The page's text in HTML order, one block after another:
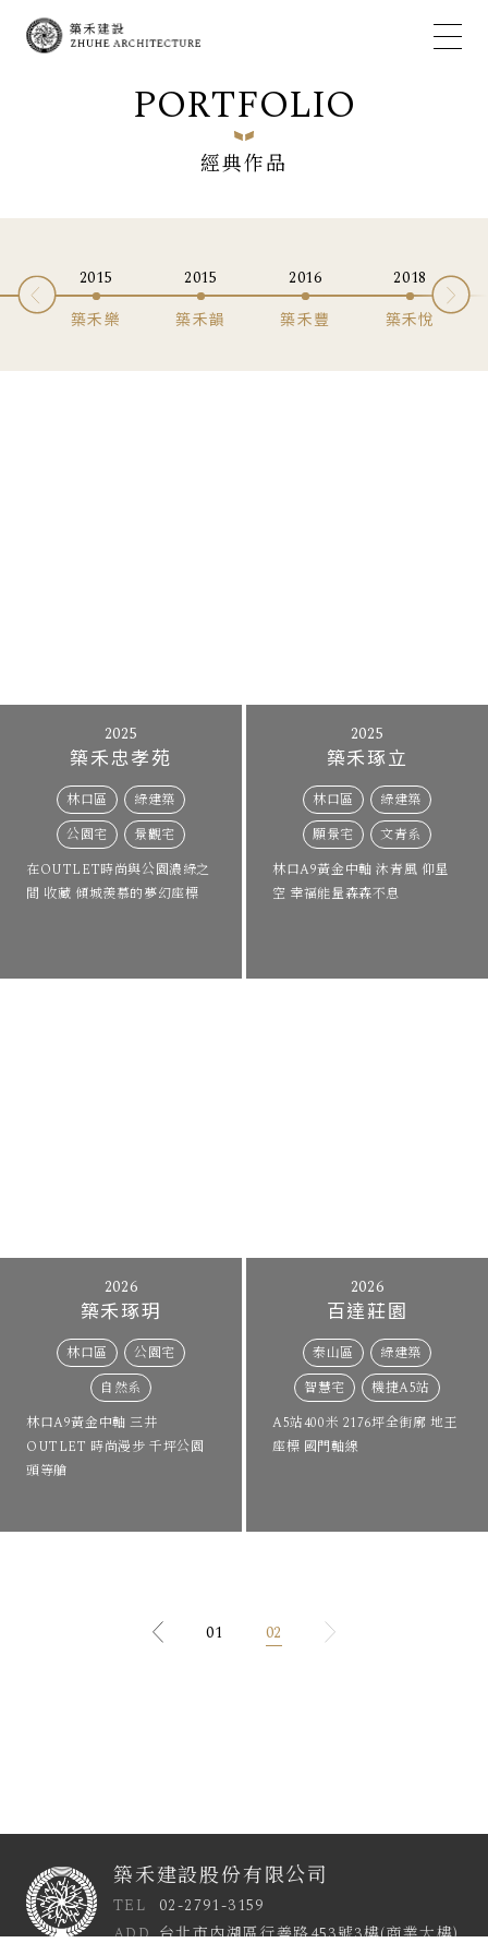
PORTFOLIO
經典作品
2015
築禾樂
2015
築禾韻
2016
築禾豐
2018
築禾悅
2025
築禾忠孝苑
林口區
綠建築
公園宅
景觀宅
在OUTLET時尚與公園濃綠之
間 收藏 傾城羨慕的夢幻座標
2025
築禾琢立
林口區
綠建築
願景宅
文青系
林口A9黃金中軸 沐青風 仰星
空 幸福能量森森不息
2026
築禾琢玥
林口區
公園宅
自然系
林口A9黃金中軸 三井
OUTLET 時尚漫步 千坪公園
頭等艙
2026
百達莊園
泰山區
綠建築
智慧宅
機捷A5站
國際莊園
A5站400米 2176坪全街廓 地王
座標 國門軸線
01 02
築禾建設股份有限公司
TEL
02-2791-3159
ADD 台北市內湖區行善路453號3樓(商業大樓)